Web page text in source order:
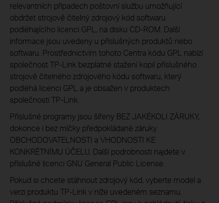
relevantních případech poštovní službu umožňující
obdržet strojově čitelný zdrojový kód softwaru
podléhajícího licenci GPL, na disku CD-ROM. Další
informace jsou uvedeny u příslušných produktů nebo
softwaru. Prostřednictvím tohoto Centra kódu GPL nabízí
společnost TP-Link bezplatné stažení kopií příslušného
strojově čitelného zdrojového kódu softwaru, který
podléhá licenci GPL a je obsažen v produktech
společnosti TP-Link.
Příslušné programy jsou šířeny BEZ JAKÉKOLI ZÁRUKY,
dokonce i bez mlčky předpokládané záruky
OBCHODOVATELNOSTI a VHODNOSTI KE
KONKRÉTNÍMU ÚČELU. Další podrobnosti najdete v
příslušné licenci GNU General Public License.
Pokud si chcete stáhnout zdrojový kód, vyberte model a
verzi produktu TP-Link v níže uvedeném seznamu.